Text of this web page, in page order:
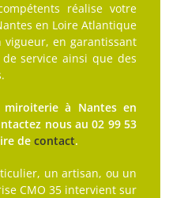
réalise votre
en Loire Atlantique
en garantissant
service ainsi que des
à Nantes en
nous au 02 99 53
de contact.
un artisan, ou un
CMO 35 intervient sur